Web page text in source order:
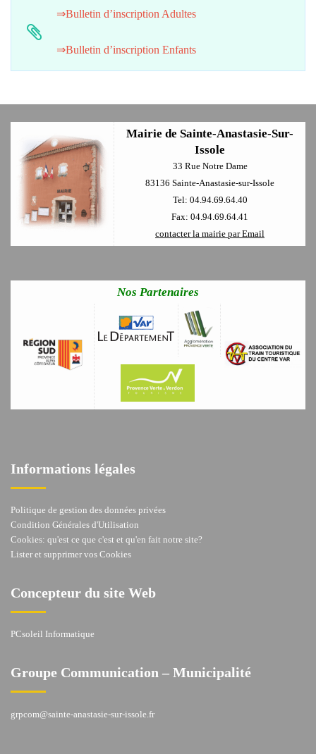
⇒Bulletin d’inscription Adultes
⇒Bulletin d’inscription Enfants
Mairie de Sainte-Anastasie-Sur-
Issole
33 Rue Notre Dame
83136 Sainte-Anastasie-sur-Issole
Tel: 04.94.69.64.40
Fax: 04.94.69.64.41
contacter la mairie par Email
Nos Partenaires
Informations légales
Politique de gestion des données privées
Condition Générales d'Utilisation
Cookies: qu'est ce que c'est et qu'en fait notre site?
Lister et supprimer vos Cookies
Concepteur du site Web
PCsoleil Informatique
Groupe Communication – Municipalité
grpcom@sainte-anastasie-sur-issole.fr